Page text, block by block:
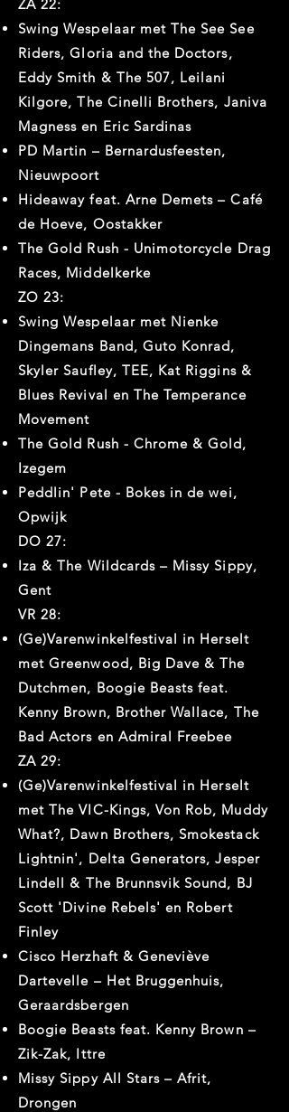
ZA 22:
Swing Wespelaar met The See See
Riders, Gloria and the Doctors,
Eddy Smith & The 507, Leilani
Kilgore, The Cinelli Brothers, Janiva
Magness en Eric Sardinas
PD Martin – Bernardusfeesten,
Nieuwpoort
Hideaway feat. Arne Demets – Café
de Hoeve, Oostakker
The Gold Rush - Unimotorcycle Drag
Races, Middelkerke
ZO 23:
Swing Wespelaar met Nienke
Dingemans Band, Guto Konrad,
Skyler Saufley, TEE, Kat Riggins &
Blues Revival en The Temperance
Movement
The Gold Rush - Chrome & Gold,
Izegem
Peddlin' Pete - Bokes in de wei,
Opwijk
DO 27:
Iza & The Wildcards – Missy Sippy,
Gent
VR 28:
(Ge)Varenwinkelfestival in Herselt
met Greenwood, Big Dave & The
Dutchmen, Boogie Beasts feat.
Kenny Brown, Brother Wallace, The
Bad Actors en Admiral Freebee
ZA 29:
(Ge)Varenwinkelfestival in Herselt
met The VIC-Kings, Von Rob, Muddy
What?, Dawn Brothers, Smokestack
Lightnin', Delta Generators, Jesper
Lindell & The Brunnsvik Sound, BJ
Scott 'Divine Rebels' en Robert
Finley
Cisco Herzhaft & Geneviève
Dartevelle – Het Bruggenhuis,
Geraardsbergen
Boogie Beasts feat. Kenny Brown –
Zik-Zak, Ittre
Missy Sippy All Stars – Afrit,
Drongen